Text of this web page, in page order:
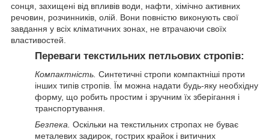
сонця, захищені від впливів води, нафти, хімічно активних
речовин, розчинників, олій. Вони повністю виконують свої
завдання у всіх кліматичних зонах, не втрачаючи своїх
властивостей.
Переваги текстильних петльових стропів:
Компактність. Синтетичні стропи компактніші проти
інших типів стропів. Їм можна надати будь-яку необхідну
форму, що робить простим і зручним їх зберігання і
транспортування.
Безпека. Оскільки на текстильних стропах не буває
металевих задирок, гострих крайок і витичних